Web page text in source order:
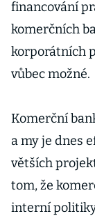
financování
komerčních
korporátních
vůbec možné.
Komerční
a my je dnes
větších
tom, že
interní